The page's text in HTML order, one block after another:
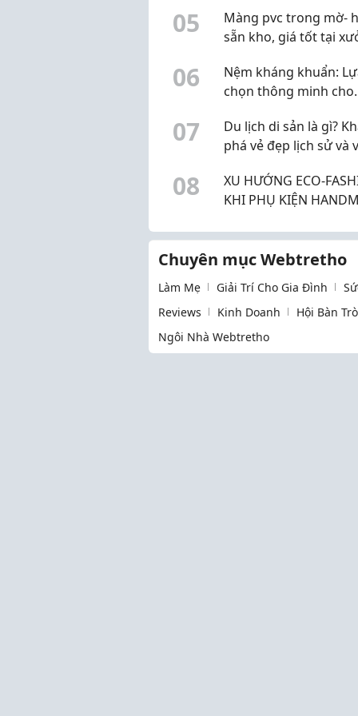
05
Màng pvc trong mờ-
sẵn kho, giá tốt tại
06
Nệm kháng khuẩn:
chọn thông minh cho
07
Du lịch di sản là gì?
phá vẻ đẹp lịch sử và
08
XU HƯỚNG ECO-
KHI PHỤ KIỆN
SỐNG XANH CỦA
Chuyên mục Webtretho
Làm Mẹ Giải Trí Cho Gia Đình
Reviews
Kinh Doanh Hội Bàn
Ngôi Nhà Webtretho